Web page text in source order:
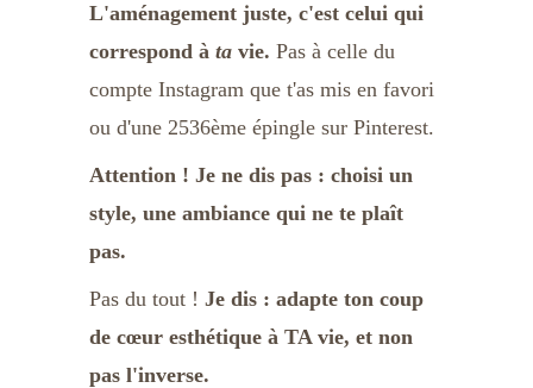
L'aménagement juste, c'est celui qui
correspond à ta vie. Pas à celle du
compte Instagram que t'as mis en favori
ou d'une 2536ème épingle sur Pinterest.
Attention ! Je ne dis pas : choisi un
style, une ambiance qui ne te plaît
pas.
Pas du tout ! Je dis : adapte ton coup
de cœur esthétique à TA vie, et non
pas l'inverse.